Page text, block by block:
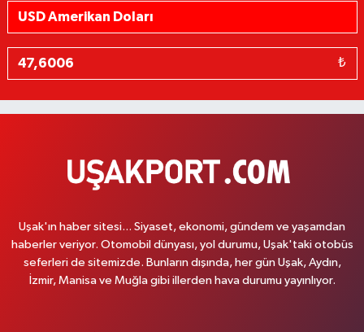
₺
Uşak'ın haber sitesi... Siyaset, ekonomi, gündem ve yaşamdan
haberler veriyor. Otomobil dünyası, yol durumu, Uşak'taki otobüs
seferleri de sitemizde. Bunların dışında, her gün Uşak, Aydın,
İzmir, Manisa ve Muğla gibi illerden hava durumu yayınlıyor.